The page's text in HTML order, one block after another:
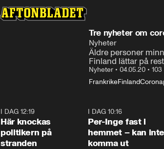
Tre nyheter om
Nyheter
Äldre personer
Finland lättar på
Nyheter • 04.05.20 •
FrankrikeFinland
I DAG 12:19
Här knockas
politikern på
stranden
I DAG 10:16
Per-Inge fast i
hemmet – kan inte
komma ut